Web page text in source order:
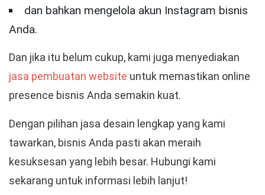
dan bahkan mengelola akun Instagram bisnis
Anda.
Dan jika itu belum cukup, kami juga menyediakan
jasa pembuatan website untuk memastikan online
presence bisnis Anda semakin kuat.
Dengan pilihan jasa desain lengkap yang kami
tawarkan, bisnis Anda pasti akan meraih
kesuksesan yang lebih besar. Hubungi kami
sekarang untuk informasi lebih lanjut!